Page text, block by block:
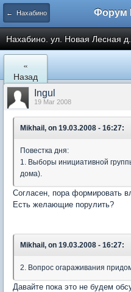
← Нахабино
Нахабино. ул. Новая Лесная
«
Назад
Ingul
19 Mar 2008
Mikhail, on 19.03.2008 - 16:27:
Повестка дня:
1. Выборы инициативной
дома).
Согласен, пора формировать
Есть желающие порулить?
Mikhail, on 19.03.2008 - 16:27:
2. Вопрос огараживания
Давайте пока это не будем